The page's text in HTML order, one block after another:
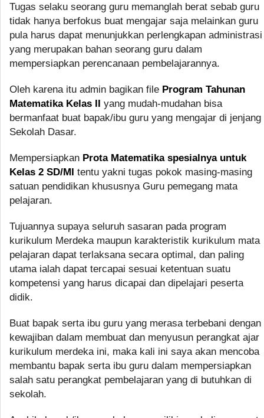
Tugas selaku seorang guru memanglah berat sebab guru
tidak hanya berfokus buat mengajar saja melainkan guru
pula harus dapat menunjukkan perlengkapan administrasi
yang merupakan bahan seorang guru dalam
mempersiapkan perencanaan pembelajarannya.
Oleh karena itu admin bagikan file Program Tahunan
Matematika Kelas II yang mudah-mudahan bisa
bermanfaat buat bapak/ibu guru yang mengajar di jenjang
Sekolah Dasar.
Mempersiapkan Prota Matematika spesialnya untuk
Kelas 2 SD/MI tentu yakni tugas pokok masing-masing
satuan pendidikan khususnya Guru pemegang mata
pelajaran.
Tujuannya supaya seluruh sasaran pada program
kurikulum Merdeka maupun karakteristik kurikulum mata
pelajaran dapat terlaksana secara optimal, dan paling
utama ialah dapat tercapai sesuai ketentuan suatu
kompetensi yang harus dicapai dan dipelajari peserta
didik.
Buat bapak serta ibu guru yang merasa terbebani dengan
kewajiban dalam membuat dan menyusun perangkat ajar
kurikulum merdeka ini, maka kali ini saya akan mencoba
membantu bapak serta ibu guru dalam mempersiapkan
salah satu perangkat pembelajaran yang di butuhkan di
sekolah.